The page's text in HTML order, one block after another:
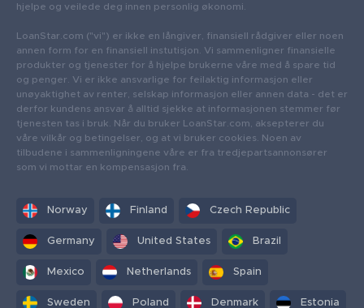
hjelpe og veilede deg innen personlig økonomi.
LoanStar.com ("vi") er ikke en långiver, finansiell rådgiver eller noen
annen form for en finansiell instutisjon. Vi sammenligner finansielle
produkter og tjenester for å hjelpe brukerne våre med å spare tid
og penger. Vi er ikke ansvarlige for feilaktig informasjon eller
unøyaktighet av renter, selskap informasjon eller annen data - det er
derfor kundens ansvar å alltid sjekke at informasjonen stemmer før
tjenesten tas i bruk. Når du bruker LoanStar.com, aksepterer du
våre vilkår og betingelser, og at vi bruker cookies. Noen av
tilbudene i sammenligningene våre er fra tredjepartsannonsører
som vi mottar en kompensasjon fra.
Norway Finland Czech Republic
Germany United States Brazil
Mexico Netherlands Spain
Sweden Poland Denmark Estonia